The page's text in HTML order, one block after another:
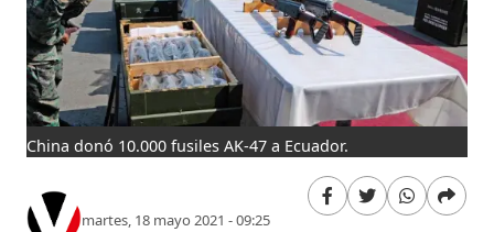
China donó 10.000 fusiles AK-47 a Ecuador.
martes, 18 mayo 2021 - 09:25